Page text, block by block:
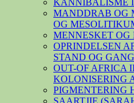
MANDDRAB OG
OG
MENNESKET OG
OPRINDELSEN
STAND OG GANG
OUT-OF AFRICA
KOLONISERING
PIGMENTERING
SAARTJIE